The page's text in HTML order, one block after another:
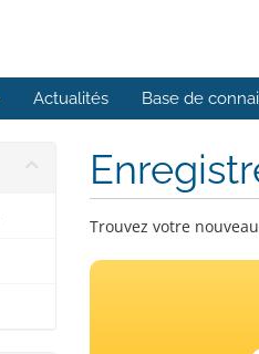
Actualités Base de
Trouvez votre